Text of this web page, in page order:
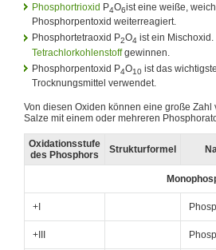
Phosphortrioxid P4O6ist eine weiße,
Phosphorpentoxid weiterreagiert.
Phosphortetraoxid P2O4 ist ein
Tetrachlorkohlenstoffgewinnen.
Phosphorpentoxid P4O10 ist das
Trocknungsmittel verwendet.
Von diesen Oxiden können eine große
Salze mit einem oder mehreren
Oxidationsstufe
des Phosphors
Strukturformel
+I
+III